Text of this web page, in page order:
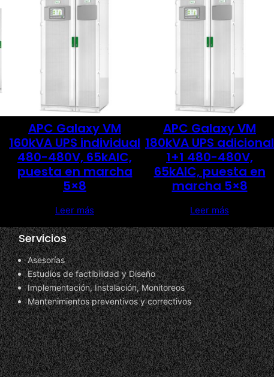
APC Galaxy VM
160kVA UPS individual
480-480V, 65kAIC,
puesta en marcha
5×8
Leer más
APC Galaxy VM
180kVA UPS adicional
1+1 480-480V,
65kAIC, puesta en
marcha 5×8
Leer más
Servicios
Asesorías
Estudios de factibilidad y Diseño
Implementación, Instalación, Monitoreos
Mantenimientos preventivos y correctivos